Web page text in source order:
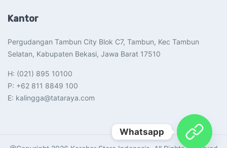
Kantor
Pergudangan Tambun City Blok C7, Tambun, Kec Tambun
Selatan, Kabupaten Bekasi, Jawa Barat 17510​
H: (021) 895 10100
P: +62 811 8849 100
E: kalingga@tataraya.com
Whatsapp